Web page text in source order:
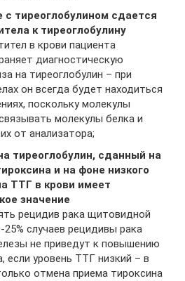
с тиреоглобулином сдается
к тиреоглобулину
в крови пациента
диагностическую
на тиреоглобулин – при
он всегда будет находиться
поскольку молекулы
молекулы белка и
от анализатора;
тиреоглобулин, сданный на
и на фоне низкого
ТТГ в крови имеет
значение
рецидив рака щитовидной
случаев рецидивы рака
не приведут к повышению
если уровень ТТГ низкий – в
отмена приема тироксина